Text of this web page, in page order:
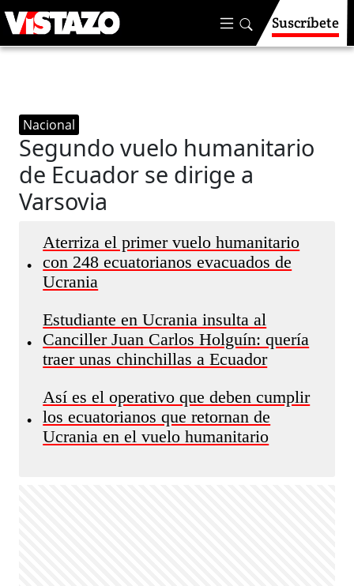
Suscríbete
Nacional
Segundo vuelo humanitario
de Ecuador se dirige a
Varsovia
•
Aterriza el primer vuelo humanitario
con 248 ecuatorianos evacuados de
Ucrania
•
Estudiante en Ucrania insulta al
Canciller Juan Carlos Holguín: quería
traer unas chinchillas a Ecuador
•
Así es el operativo que deben cumplir
los ecuatorianos que retornan de
Ucrania en el vuelo humanitario